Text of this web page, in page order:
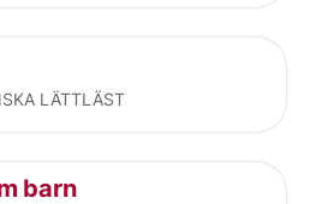
LÄTTLÄST
barn